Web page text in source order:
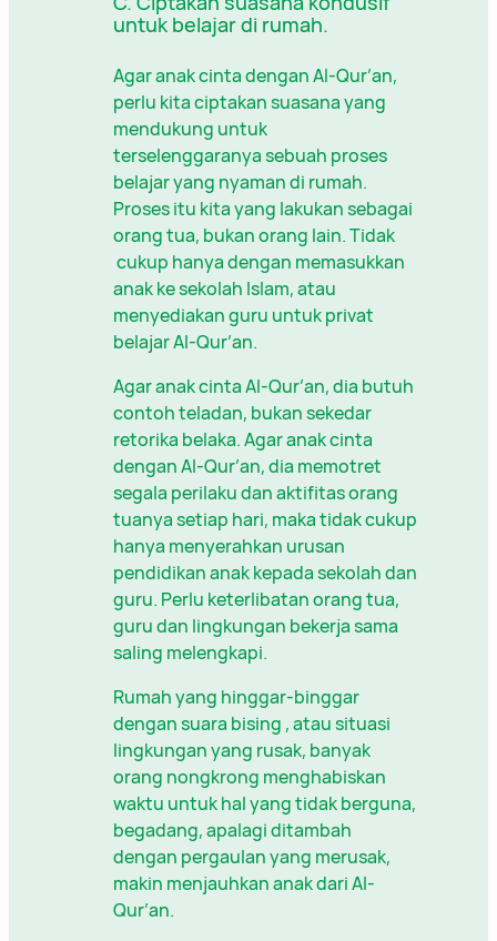
untuk belajar di rumah.
Agar anak cinta dengan Al-Qur’an,
perlu kita ciptakan suasana yang
mendukung untuk
terselenggaranya sebuah proses
belajar yang nyaman di rumah.
Proses itu kita yang lakukan sebagai
orang tua, bukan orang lain. Tidak
cukup hanya dengan memasukkan
anak ke sekolah Islam, atau
menyediakan guru untuk privat
belajar Al-Qur’an.
Agar anak cinta Al-Qur’an, dia butuh
contoh teladan, bukan sekedar
retorika belaka. Agar anak cinta
dengan Al-Qur’an, dia memotret
segala perilaku dan aktifitas orang
tuanya setiap hari, maka tidak cukup
hanya menyerahkan urusan
pendidikan anak kepada sekolah dan
guru. Perlu keterlibatan orang tua,
guru dan lingkungan bekerja sama
saling melengkapi.
Rumah yang hinggar-binggar
dengan suara bising , atau situasi
lingkungan yang rusak, banyak
orang nongkrong menghabiskan
waktu untuk hal yang tidak berguna,
begadang, apalagi ditambah
dengan pergaulan yang merusak,
makin menjauhkan anak dari Al-
Qur’an.